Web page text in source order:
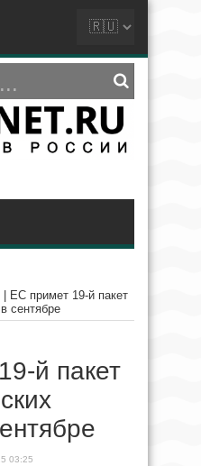
ЕС примет 19-й пакет
сентябре
й пакет
03:25